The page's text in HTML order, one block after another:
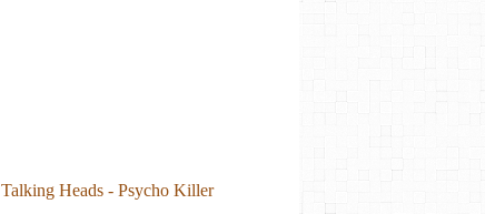
Talking Heads - Psycho Killer